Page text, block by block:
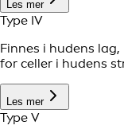
Les mer
Type IV
Finnes i hudens
for celler i hudens
Les mer
Type V